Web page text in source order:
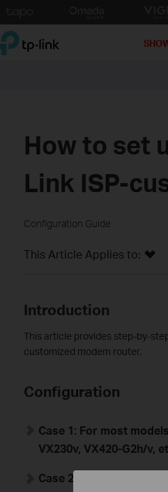
TP-Link, Reliably Smart
How to set
Link ISP-
Configuration Guide
This Article Applies to:
Introduction
This article provides step-by-
customized modem router.
Configuration
Case 1: For most
VX230v, VX420-G2h/v,
Case 2: For Archer